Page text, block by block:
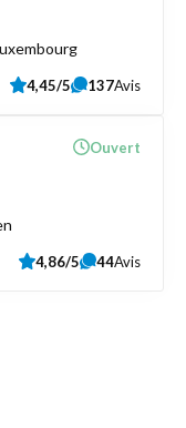
4,45/5 137Avis
Ouvert
4,86/5 44Avis